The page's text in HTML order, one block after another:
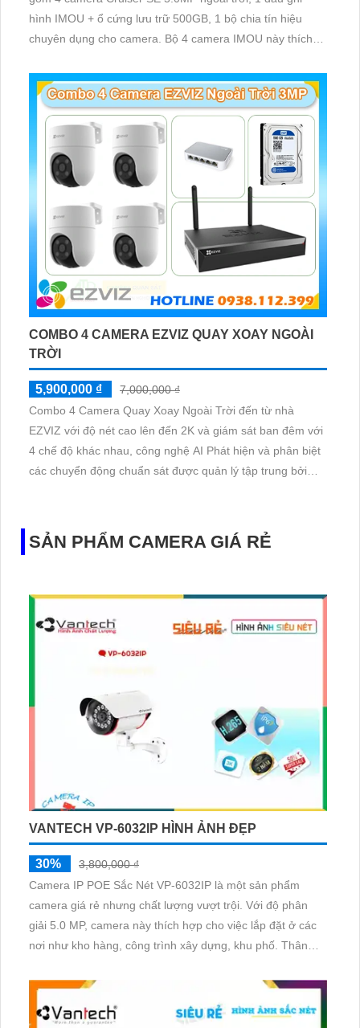
hình IMOU + ổ cứng lưu trữ 500GB, 1 bộ chia tín hiệu
chuyên dụng cho camera. Bộ 4 camera IMOU này thích
cần giám sát ngoài trời
COMBO 4 CAMERA EZVIZ QUAY XOAY NGOÀI
TRỜI
5,900,000 ₫
7,000,000 ₫
Combo 4 Camera Quay Xoay Ngoài Trời đến từ nhà
EZVIZ với độ nét cao lên đến 2K và giám sát ban đêm với
4 chế độ khác nhau, công nghệ AI Phát hiện và phân biệt
các chuyển động chuẩn sát được quản lý tập trung bởi
SẢN PHẨM CAMERA GIÁ RẺ
VANTECH VP-6032IP HÌNH ẢNH ĐẸP
30%
3,800,000 ₫
Camera IP POE Sắc Nét VP-6032IP là một sản phẩm
camera giá rẻ nhưng chất lượng vượt trội. Với độ phân
giải 5.0 MP, camera này thích hợp cho việc lắp đặt ở các
nơi như kho hàng, công trình xây dựng, khu phố. Thân
và bền bỉ